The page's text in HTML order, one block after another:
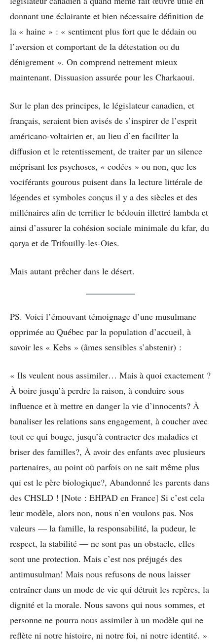
donnant une éclairante et bien nécessaire définition de
la « haine » : « sentiment plus fort que le dédain ou
l’aversion et comportant de la détestation ou du
dénigrement‍ ». On comprend nettement mieux
maintenant. Dissuasion assurée pour les Charkaoui.
Sur le plan des principes, le législateur canadien, et
français, seraient bien avisés de s’inspirer de l’esprit
américano-voltairien et, au lieu d’en faciliter la
diffusion et le retentissement, de traiter par un silence
méprisant les psychoses, « codées » ou non, que les
vociférants gourous puisent dans la lecture littérale de
légendes et symboles conçus il y a des siècles et des
millénaires afin de terrifier le bédouin illettré lambda et
ainsi d’assurer la cohésion sociale minimale du kfar, du
qarya et de Trifouilly-les-Oies.
Mais autant prêcher dans le désert.
PS. Voici l’émouvant témoignage d’une musulmane
opprimée au Québec par la population d’accueil, à
savoir les « Kebs » (âmes sensibles s’abstenir) :
« Ils veulent nous assimiler… Mais à quoi exactement ?
À boire jusqu’à perdre la raison, à conduire sous
influence et à mettre en danger la vie d’innocents? À
banaliser les relations sans engagement, à coucher avec
tout ce qui bouge, jusqu’à contracter des maladies et
briser des familles?, À avoir des enfants avec plusieurs
partenaires, au point où parfois on ne sait même plus
qui est le père biologique?, Abandonné les parents dans
des CHSLD ! [Note : EHPAD en France] Si c’est cela
leur modèle, alors non, nous n’en voulons pas. Nos
valeurs — la famille, la responsabilité, la pudeur, le
respect, la stabilité — ne sont pas un obstacle, elles
sont une protection. Mais c’est nos préjugés des
antimusulman! Mais nous refusons de nous laisser
entraîner dans un mode de vie qui détruit les repères, la
dignité et la morale. Nous savons qui nous sommes, et
personne ne pourra nous assimiler à un modèle qui ne
reflète ni notre histoire, ni notre foi, ni notre identité. »